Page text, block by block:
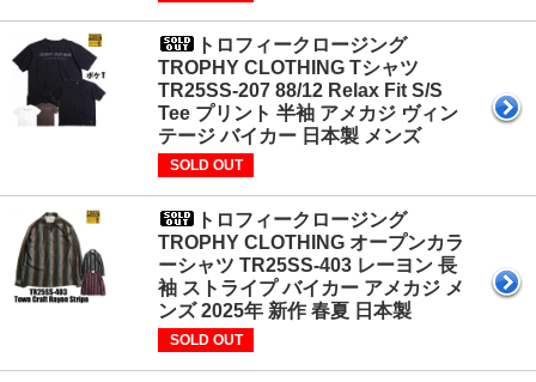
トロフィークロージング
TROPHY CLOTHING Tシャツ
TR25SS-207 88/12 Relax Fit S/S
Tee プリント 半袖 アメカジ ヴィン
テージ バイカー 日本製 メンズ
SOLD OUT
トロフィークロージング
TROPHY CLOTHING オープンカラ
ーシャツ TR25SS-403 レーヨン 長
袖 ストライプ バイカー アメカジ メ
ンズ 2025年 新作 春夏 日本製
SOLD OUT